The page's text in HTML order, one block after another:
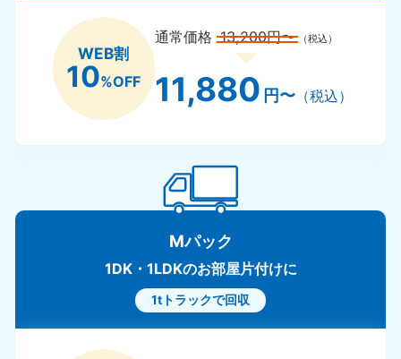
WEB割
10%OFF
通常価格13,200円〜 （税込）
11,880 円〜（税込）
Mパック
1DK・1LDKのお部屋片付けに
1tトラックで回収